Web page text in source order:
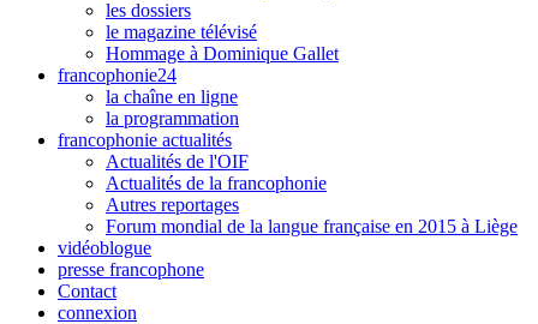
les dossiers
le magazine télévisé
Hommage à Dominique Gallet
francophonie24
la chaîne en ligne
la programmation
francophonie actualités
Actualités de l'OIF
Actualités de la francophonie
Autres reportages
Forum mondial de la langue française en 2015 à Liège
vidéoblogue
presse francophone
Contact
connexion